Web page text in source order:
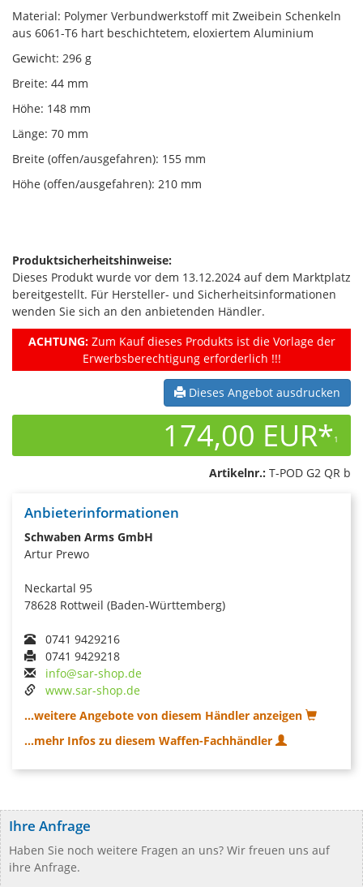
Material: Polymer Verbundwerkstoff mit Zweibein Schenkeln
aus 6061-T6 hart beschichtetem, eloxiertem Aluminium
Gewicht: 296 g
Breite: 44 mm
Höhe: 148 mm
Länge: 70 mm
Breite (offen/ausgefahren): 155 mm
Höhe (offen/ausgefahren): 210 mm
Produktsicherheitshinweise:
Dieses Produkt wurde vor dem 13.12.2024 auf dem Marktplatz
bereitgestellt. Für Hersteller- und Sicherheitsinformationen
wenden Sie sich an den anbietenden Händler.
ACHTUNG:Zum Kauf dieses Produkts ist die Vorlage der
Erwerbsberechtigung erforderlich !!!
Dieses Angebot ausdrucken
174,00 EUR*1
Artikelnr.: T-POD G2 QR b
Anbieterinformationen
Schwaben Arms GmbH
Artur Prewo
Neckartal 95
78628 Rottweil (Baden-Württemberg)
0741 9429216
0741 9429218
info@sar-shop.de
www.sar-shop.de
...weitere Angebote von diesem Händler anzeigen
...mehr Infos zu diesem Waffen-Fachhändler
Ihre Anfrage
Haben Sie noch weitere Fragen an uns? Wir freuen uns auf
ihre Anfrage.